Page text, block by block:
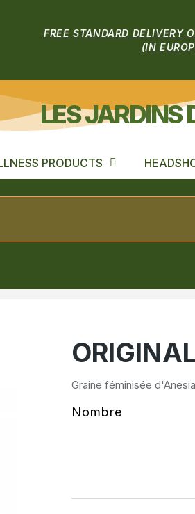
FREE STANDARD DELIVERY
(IN
LES JARDINS
PRODUCTS
Graine féminisée
Nombre